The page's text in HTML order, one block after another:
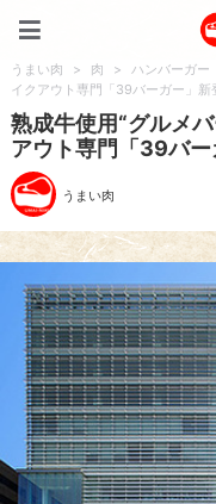
うまい肉 > 肉 > ハンバーガー
イクアウト専門「39バーガー」新
熟成牛使用“グルメ
アウト専門「39バー
うまい肉